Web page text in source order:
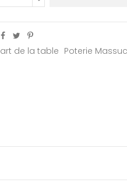
art de la table Poterie